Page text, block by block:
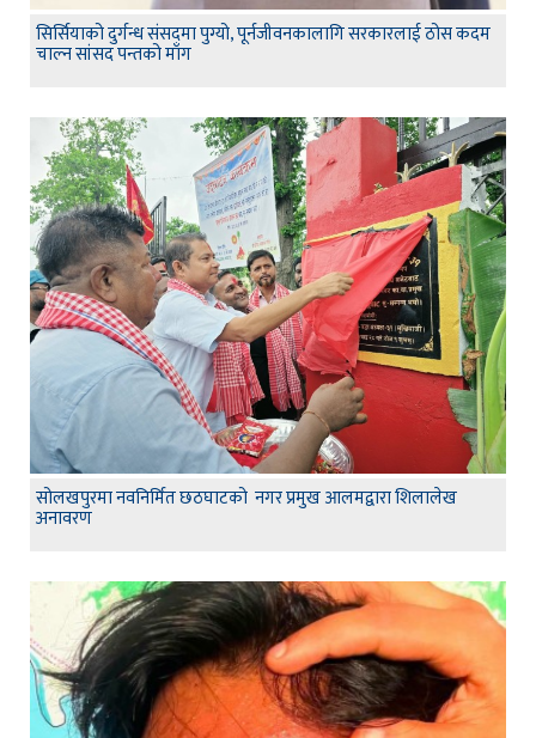
सिर्सियाको दुर्गन्ध संसदमा पुग्यो, पूर्नजीवनकालागि सरकारलाई ठोस कदम
चाल्न सांसद पन्तको माँग
सोलखपुरमा नवनिर्मित छठघाटको नगर प्रमुख आलमद्वारा शिलालेख
अनावरण